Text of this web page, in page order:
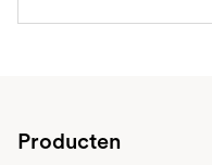
Producten